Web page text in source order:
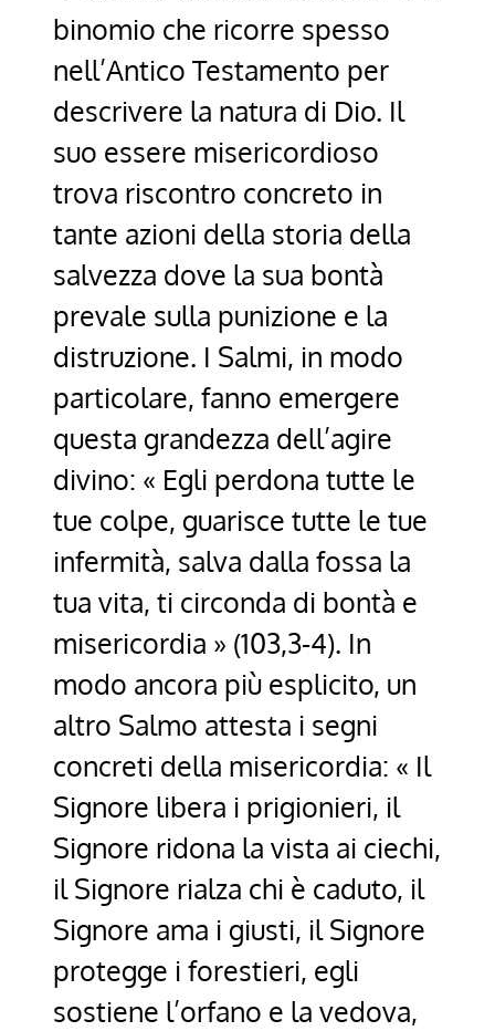
binomio che ricorre spesso
nell’Antico Testamento per
descrivere la natura di Dio. Il
suo essere misericordioso
trova riscontro concreto in
tante azioni della storia della
salvezza dove la sua bontà
prevale sulla punizione e la
distruzione. I Salmi, in modo
particolare, fanno emergere
questa grandezza dell’agire
divino: « Egli perdona tutte le
tue colpe, guarisce tutte le tue
infermità, salva dalla fossa la
tua vita, ti circonda di bontà e
misericordia » (103,3-4). In
modo ancora più esplicito, un
altro Salmo attesta i segni
concreti della misericordia: « Il
Signore libera i prigionieri, il
Signore ridona la vista ai ciechi,
il Signore rialza chi è caduto, il
Signore ama i giusti, il Signore
protegge i forestieri, egli
sostiene l’orfano e la vedova,